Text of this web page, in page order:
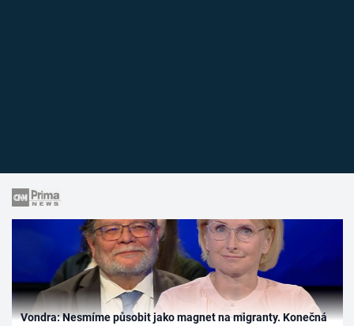
Vondra: Nesmíme působit jako magnet na migranty. Konečná